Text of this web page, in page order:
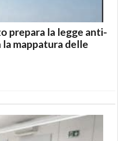
prepara la legge anti-
mappatura delle